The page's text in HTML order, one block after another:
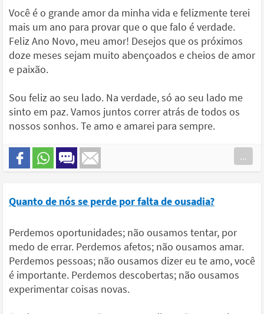
Você é o grande amor da minha vida e felizmente terei
mais um ano para provar que o que falo é verdade.
Feliz Ano Novo, meu amor! Desejos que os próximos
doze meses sejam muito abençoados e cheios de amor
e paixão.
Sou feliz ao seu lado. Na verdade, só ao seu lado me
sinto em paz. Vamos juntos correr atrás de todos os
nossos sonhos. Te amo e amarei para sempre.
...
Quanto de nós se perde por falta de ousadia?
Perdemos oportunidades; não ousamos tentar, por
medo de errar. Perdemos afetos; não ousamos amar.
Perdemos pessoas; não ousamos dizer eu te amo, você
é importante. Perdemos descobertas; não ousamos
experimentar coisas novas.